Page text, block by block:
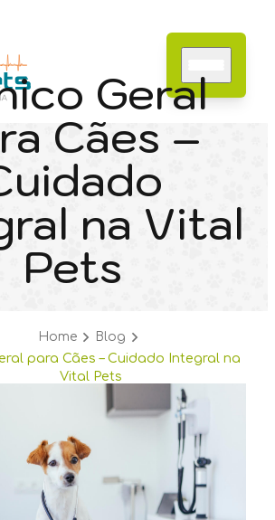
Geral
Cães –
na Vital
Pets
Home
Blog
para Cães – Cuidado Integral na
Vital Pets